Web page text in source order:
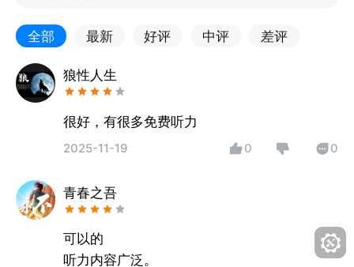
全部 最新 好评 中评 差评
狼性人生
很好，有很多免费听力
2025-11-19 0 0
青春之吾
可以的